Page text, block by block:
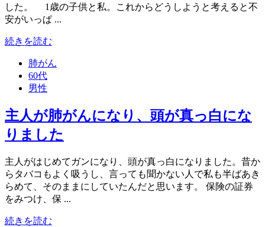
した。 1歳の子供と私。これからどうしようと考えると不
安がいっぱ ...
続きを読む
肺がん
60代
男性
主人が肺がんになり、頭が真っ白にな
りました
主人がはじめてガンになり、頭が真っ白になりました。昔か
らタバコもよく吸うし、言っても聞かない人で私も半ばあき
らめて、そのままにしていたんだと思います。 保険の証券
をみつけ、保 ...
続きを読む